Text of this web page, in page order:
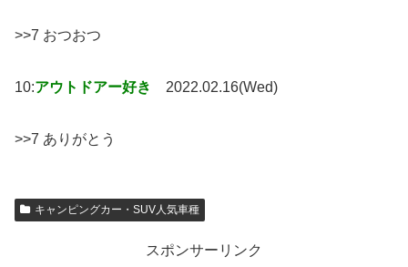
>>7 おつおつ
10:アウトドアー好き 2022.02.16(Wed)
>>7 ありがとう
キャンピングカー・SUV人気車種
スポンサーリンク